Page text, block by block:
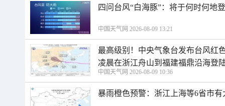
四问台风“白海豚”：将于何时何地
中国天气网 2026-08-09 13:21
最高级别！中央气象台发布台风红
凌晨在浙江舟山到福建福鼎沿海登
中国天气网 2026-08-09 10:36
暴雨橙色预警：浙江上海等6省市